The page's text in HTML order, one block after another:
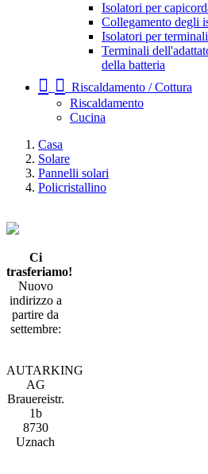
Isolatori per
Collegamento degli
Isolatori per
Terminali
della batteria
Riscaldamento / Cottura
Riscaldamento
Cucina
Casa
Solare
Pannelli solari
Policristallino
Ci
trasferiamo!
Nuovo
indirizzo a
partire da
settembre:
AUTARKING
AG
Brauereistr.
1b
8730
Uznach